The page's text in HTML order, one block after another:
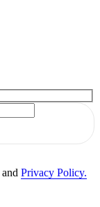
and Privacy Policy.